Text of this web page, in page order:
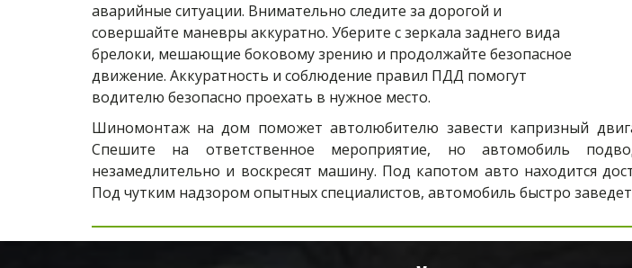
аварийные ситуации. Внимательно следите за дорогой и
совершайте маневры аккуратно. Уберите с зеркала заднего вида
брелоки, мешающие боковому зрению и продолжайте безопасное
движение. Аккуратность и соблюдение правил ПДД помогут
водителю безопасно проехать в нужное место.
Шиномонтаж на дом поможет автолюбителю завести капризный
Спешите на ответственное мероприятие, но автомобиль
незамедлительно и воскресят машину. Под капотом авто находится
Под чутким надзором опытных специалистов, автомобиль быстро